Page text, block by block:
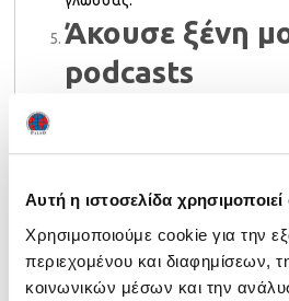
Αυτή η ιστοσελίδα
Χρησιμοποιούμε cookie για την
περιεχομένου και διαφημίσεων,
κοινωνικών μέσων και την
Άκουσε ξένη
podcasts
Ο πιο δημιουργικός τρόπος να
γλώσσα είναι να συνηθίσεις
αφιέρωσε χρόνο να ακούς
Ανακάλυψε περισσότερες